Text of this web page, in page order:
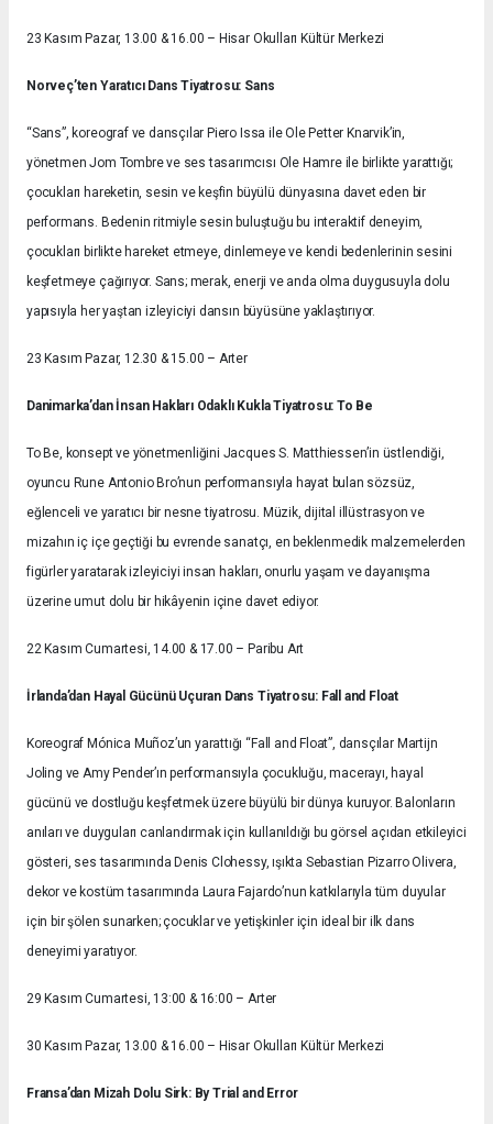
23 Kasım Pazar, 13.00 & 16.00 – Hisar Okulları Kültür Merkezi
Norveç’ten Yaratıcı Dans Tiyatrosu: Sans
“Sans”, koreograf ve dansçılar Piero Issa ile Ole Petter Knarvik’in,
yönetmen Jom Tombre ve ses tasarımcısı Ole Hamre ile birlikte yarattığı;
çocukları hareketin, sesin ve keşfin büyülü dünyasına davet eden bir
performans. Bedenin ritmiyle sesin buluştuğu bu interaktif deneyim,
çocukları birlikte hareket etmeye, dinlemeye ve kendi bedenlerinin sesini
keşfetmeye çağırıyor. Sans; merak, enerji ve anda olma duygusuyla dolu
yapısıyla her yaştan izleyiciyi dansın büyüsüne yaklaştırıyor.
23 Kasım Pazar, 12.30 & 15.00 – Arter
Danimarka’dan İnsan Hakları Odaklı Kukla Tiyatrosu: To Be
To Be, konsept ve yönetmenliğini Jacques S. Matthiessen’in üstlendiği,
oyuncu Rune Antonio Bro’nun performansıyla hayat bulan sözsüz,
eğlenceli ve yaratıcı bir nesne tiyatrosu. Müzik, dijital illüstrasyon ve
mizahın iç içe geçtiği bu evrende sanatçı, en beklenmedik malzemelerden
figürler yaratarak izleyiciyi insan hakları, onurlu yaşam ve dayanışma
üzerine umut dolu bir hikâyenin içine davet ediyor.
22 Kasım Cumartesi, 14.00 & 17.00 – Paribu Art
İrlanda’dan Hayal Gücünü Uçuran Dans Tiyatrosu: Fall and Float
Koreograf Mónica Muñoz’un yarattığı “Fall and Float”, dansçılar Martijn
Joling ve Amy Pender’ın performansıyla çocukluğu, macerayı, hayal
gücünü ve dostluğu keşfetmek üzere büyülü bir dünya kuruyor. Balonların
anıları ve duyguları canlandırmak için kullanıldığı bu görsel açıdan etkileyici
gösteri, ses tasarımında Denis Clohessy, ışıkta Sebastian Pizarro Olivera,
dekor ve kostüm tasarımında Laura Fajardo’nun katkılarıyla tüm duyular
için bir şölen sunarken; çocuklar ve yetişkinler için ideal bir ilk dans
deneyimi yaratıyor.
29 Kasım Cumartesi, 13:00 & 16:00 – Arter
30 Kasım Pazar, 13.00 & 16.00 – Hisar Okulları Kültür Merkezi
Fransa’dan Mizah Dolu Sirk: By Trial and Error